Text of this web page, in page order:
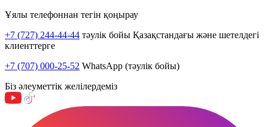
Ұялы телефоннан тегін қоңырау
+7 (727) 244-44-44 тәулік бойы Қазақстандағы және шетелдегі
клиенттерге
+7 (707) 000-25-52 WhatsApp (тәулік бойы)
Біз әлеуметтік желілердеміз